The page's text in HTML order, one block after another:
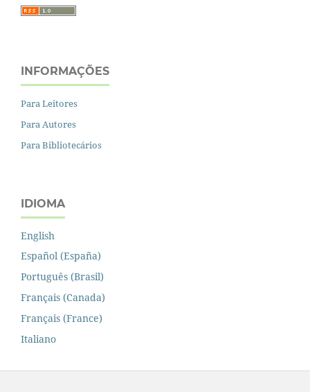
INFORMAÇÕES
Para Leitores
Para Autores
Para Bibliotecários
IDIOMA
English
Español (España)
Português (Brasil)
Français (Canada)
Français (France)
Italiano